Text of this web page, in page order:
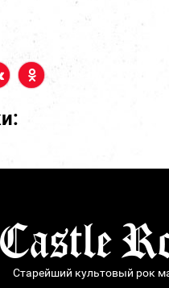
Старейший культовый рок